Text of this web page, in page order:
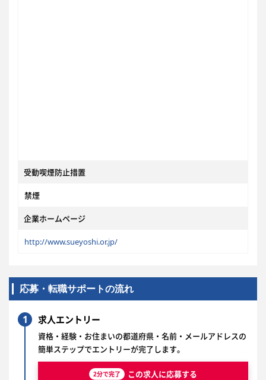
受動喫煙防止措置
禁煙
企業ホームページ
http://www.sueyoshi.or.jp/
応募・転職サポートの流れ
1 求人エントリー
資格・経験・お住まいの都道府県・名前・メールアドレスの
簡単ステップでエントリーが完了します。
2分で完了 この求人に応募する